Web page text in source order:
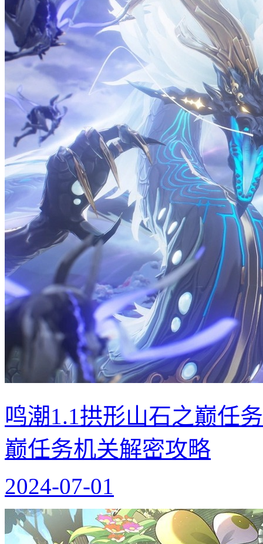
鸣潮1.1拱形山石之巅任
巅任务机关解密攻略
2024-07-01